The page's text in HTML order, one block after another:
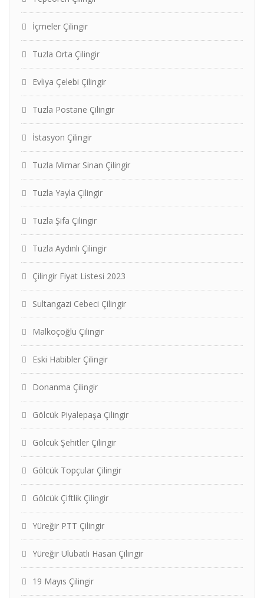
İçmeler Çilingir
Tuzla Orta Çilingir
Evliya Çelebi Çilingir
Tuzla Postane Çilingir
İstasyon Çilingir
Tuzla Mimar Sinan Çilingir
Tuzla Yayla Çilingir
Tuzla Şifa Çilingir
Tuzla Aydınlı Çilingir
Çilingir Fiyat Listesi 2023
Sultangazi Cebeci Çilingir
Malkoçoğlu Çilingir
Eski Habibler Çilingir
Donanma Çilingir
Gölcük Piyalepaşa Çilingir
Gölcük Şehitler Çilingir
Gölcük Topçular Çilingir
Gölcük Çiftlik Çilingir
Yüreğir PTT Çilingir
Yüreğir Ulubatlı Hasan Çilingir
19 Mayıs Çilingir